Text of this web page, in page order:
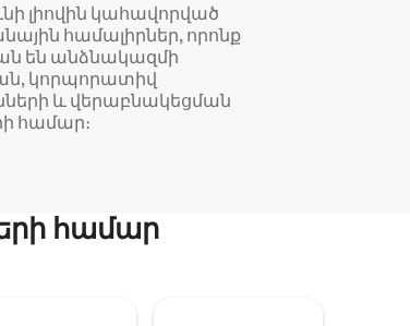
լիովին կահավորված
համալիրներ, որոնք
են անձնակազմի
կորպորատիվ
և վերաբնակեցման
համար։
համար